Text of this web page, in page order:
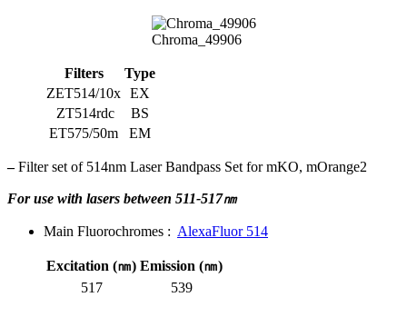
Chroma_49906
Filters
Type
ZET514/10x EX
ZT514rdc
BS
ET575/50m
EM
–Filter set of 514nm Laser Bandpass Set for mKO, mOrange2
For use with lasers between 511-517㎚
Main Fluorochromes : AlexaFluor 514
Excitation (㎚) Emission (㎚)
517
539